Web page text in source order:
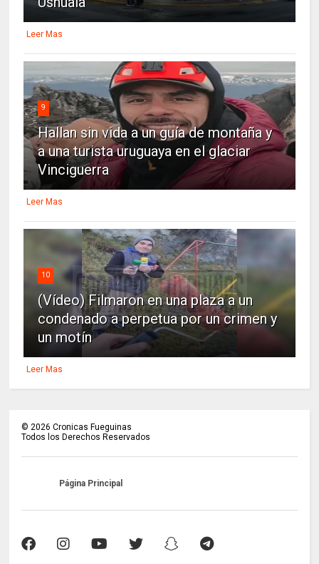
Leer Mas
9
Hallan sin vida a un guía de montaña y
a una turista uruguaya en el glaciar
Vinciguerra
Leer Mas
10
(Vídeo) Filmaron en una plaza a un
condenado a perpetua por un crimen y
un motín
Leer Mas
© 2026 Cronicas Fueguinas
Todos los Derechos Reservados
Página Principal